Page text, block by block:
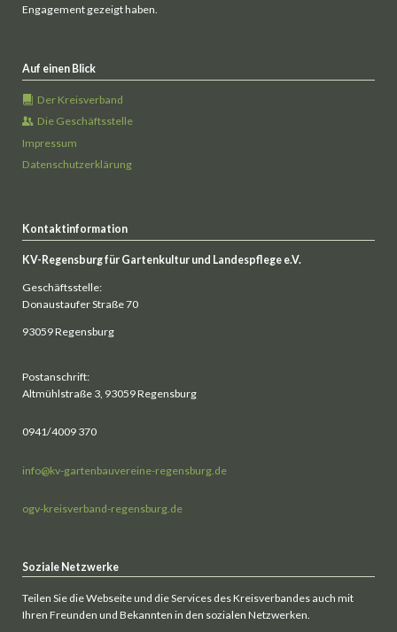
Engagement gezeigt haben.
Auf einen Blick
Der Kreisverband
Die Geschäftsstelle
Impressum
Datenschutzerklärung
Kontaktinformation
KV-Regensburg für Gartenkultur und Landespflege e.V.
Geschäftsstelle:
Donaustaufer Straße 70
93059 Regensburg
Postanschrift:
Altmühlstraße 3, 93059 Regensburg
0941/4009 370
info@kv-gartenbauvereine-regensburg.de
ogv-kreisverband-regensburg.de
Soziale Netzwerke
Teilen Sie die Webseite und die Services des Kreisverbandes auch mit
Ihren Freunden und Bekannten in den sozialen Netzwerken.